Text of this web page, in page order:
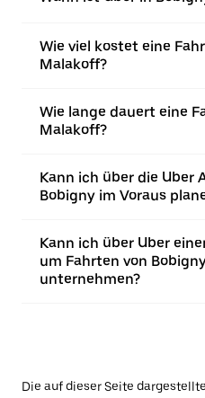
Wie viel kostet eine
Malakoff?
Wie lange dauert eine
Malakoff?
Kann ich über die Uber
Bobigny im Voraus
Kann ich über Uber
um Fahrten von
unternehmen?
Die auf dieser Seite